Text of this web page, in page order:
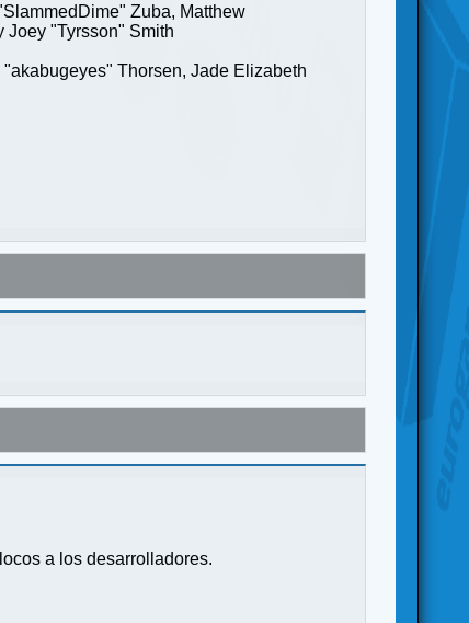
Zuba, Matthew
Joey "Tyrsson" Smith
Thorsen, Jade Elizabeth
a los desarrolladores.